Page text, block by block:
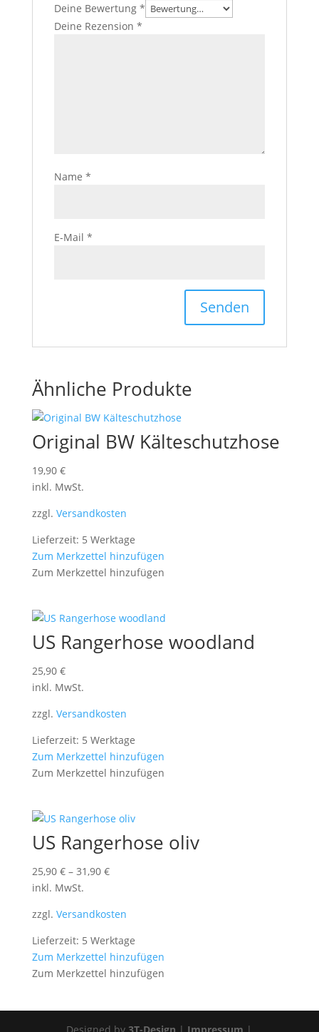
Deine Bewertung *
Deine Rezension *
Name *
E-Mail *
Ähnliche Produkte
Original BW Kälteschutzhose
19,90 €
inkl. MwSt.
zzgl. Versandkosten
Lieferzeit: 5 Werktage
Zum Merkzettel hinzufügen
Zum Merkzettel hinzufügen
US Rangerhose woodland
25,90 €
inkl. MwSt.
zzgl. Versandkosten
Lieferzeit: 5 Werktage
Zum Merkzettel hinzufügen
Zum Merkzettel hinzufügen
US Rangerhose oliv
25,90 €– 31,90 €
inkl. MwSt.
zzgl. Versandkosten
Lieferzeit: 5 Werktage
Zum Merkzettel hinzufügen
Zum Merkzettel hinzufügen